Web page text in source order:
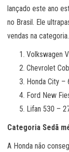
lançado este ano
no Brasil. Ele
vendas na categoria.
Volkswagen
Chevrolet
Honda City –
Ford New
Lifan 530 –
Categoria Sedã
A Honda não